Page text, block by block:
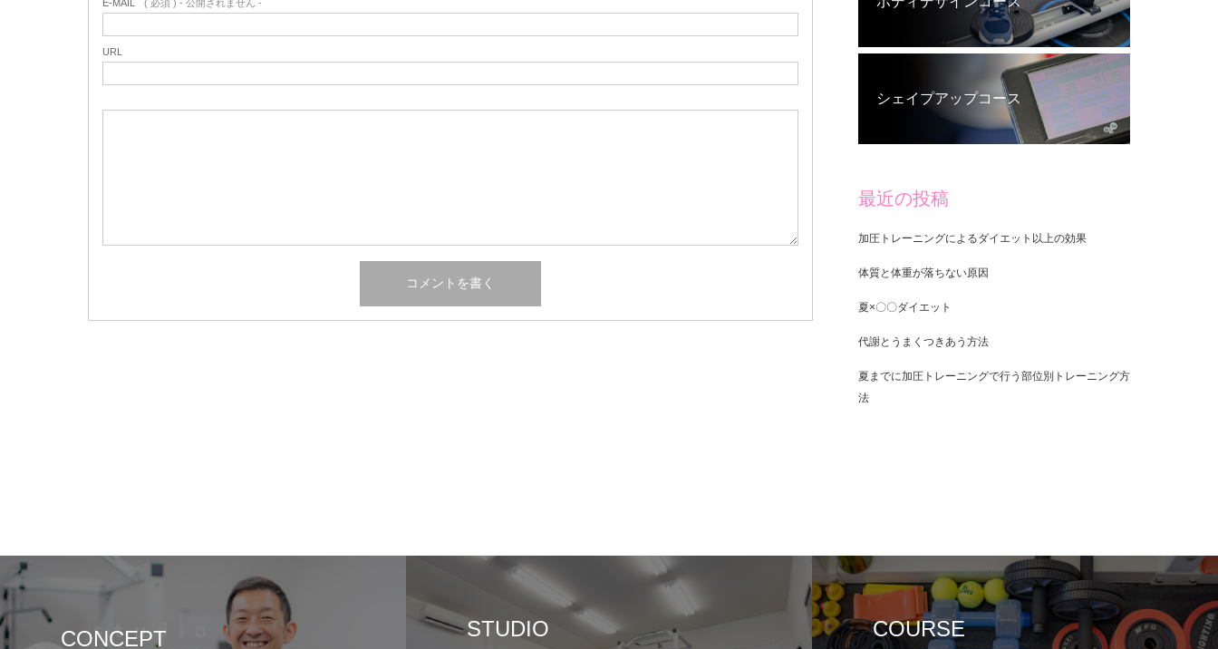
E-MAIL ( 必須 ) - 公開されません -
URL
シェイプアップコース
最近の投稿
加圧トレーニングによるダイエット以上の効果
体質と体重が落ちない原因
夏×〇〇ダイエット
代謝とうまくつきあう方法
夏までに加圧トレーニングで行う部位別トレーニング方
法
CONCEPT STUDIO COURSE